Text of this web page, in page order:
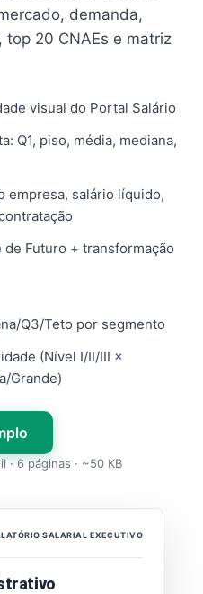
demanda,
top 20 CNAEs e matriz
visual do Portal Salário
Q1, piso, média, mediana,
empresa, salário líquido,
de Futuro + transformação
Q3/Teto por segmento
(Nível I/II/III ×
Grande)
· 6 páginas · ~50 KB
SALARIAL EXECUTIVO